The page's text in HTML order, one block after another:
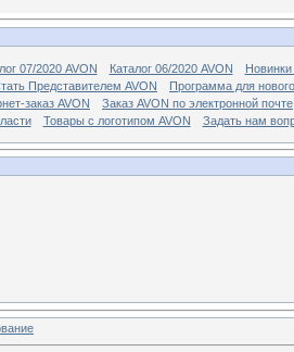
07/2020 AVON Каталог 06/2020 AVON
Новинки
Представителем AVON
Программа для
заказ AVON
Заказ AVON по электронной почте
Товары с логотипом AVON Задать нам